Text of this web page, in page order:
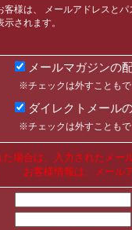
客様は、 メールアドレスと
されます。
メールマガジンの
※チェックは外すことも
ダイレクトメール
※チェックは外すことも
場合は、入力されたメ
お客様情報は、メール